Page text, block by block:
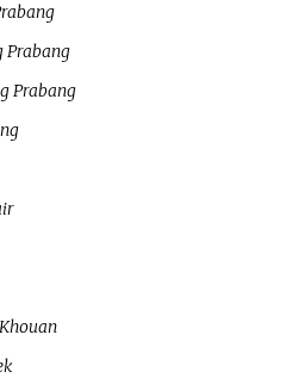
Prabang
Prabang